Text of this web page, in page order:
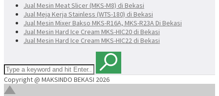
Jual Mesin Meat Slicer (MKS-M8) di Bekasi
Jual Meja Kerja Stainless (WTS-180) di Bekasi
Jual Mesin Mixer Bakso MKS-R16A, MKS-R23A Di Bekasi
Jual Mesin Hard Ice Cream MKS-HIC20 di Bekasi
Jual Mesin Hard Ice Cream MKS-HIC22 di Bekasi
Copyright @ MAKSINDO BEKASI 2026